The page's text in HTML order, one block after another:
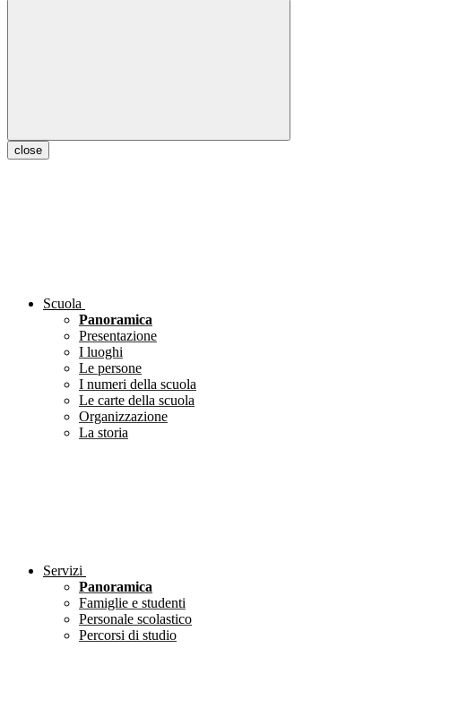
close
Scuola
Panoramica
Presentazione
I luoghi
Le persone
I numeri della scuola
Le carte della scuola
Organizzazione
La storia
Servizi
Panoramica
Famiglie e studenti
Personale scolastico
Percorsi di studio